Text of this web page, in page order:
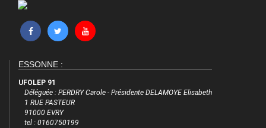
ESSONNE :
UFOLEP 91
Déléguée : PERDRY Carole - Présidente DELAMOYE Elisabeth
1 RUE PASTEUR
91000 EVRY
tel : 0160750199